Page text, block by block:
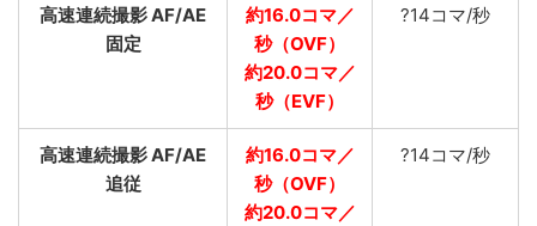
高速連続撮影 AF/AE
固定
約16.0コマ／
秒（OVF）
約20.0コマ／
秒（EVF）
?14コマ/秒
高速連続撮影 AF/AE
追従
約16.0コマ／
秒（OVF）
約20.0コマ／
?14コマ/秒